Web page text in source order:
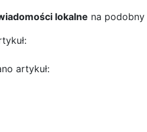
lokalne na
artykuł: